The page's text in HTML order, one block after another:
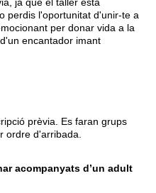
ja que el taller està
perdis l'oportunitat d'unir-te a
per donar vida a la
encantador imant
prèvia. Es faran grups
ordre d'arribada.
acompanyats d’un adult